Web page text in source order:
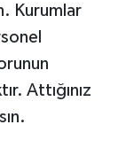
Kurumlar
Attığınız